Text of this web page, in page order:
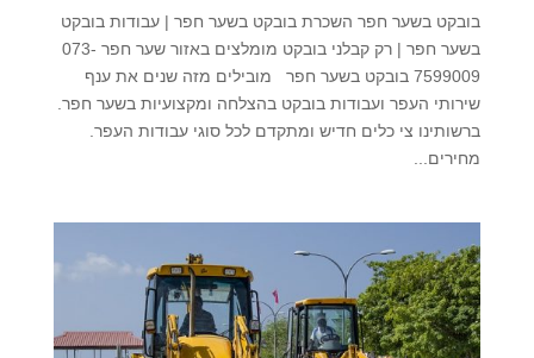
בובקט בשער חפר השכרת בובקט בשער חפר | עבודות בובקט
בשער חפר | רק קבלני בובקט מומלצים באזור שער חפר 073-
7599009 בובקט בשער חפר מובילים מזה שנים את ענף
שירותי העפר ועבודות בובקט בהצלחה ומקצועיות בשער חפר.
ברשותינו צי כלים חדיש ומתקדם לכל סוגי עבודות העפר.
מחירים...